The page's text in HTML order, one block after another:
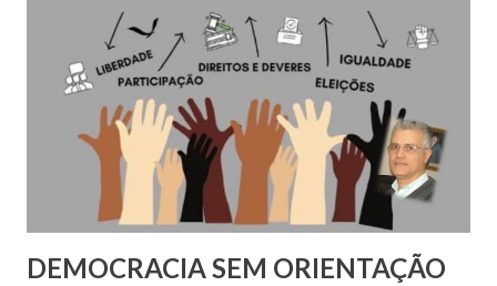
conhecem pela mais íntima experiência e fora de qualquer
especulação (Arendt, 1963). A pobreza é uma das
principais contradições do capitalismo e tem a sua origem
na exploração do trabalho e na acumulação do capital.
DEMOCRACIA SEM ORIENTAÇÃO